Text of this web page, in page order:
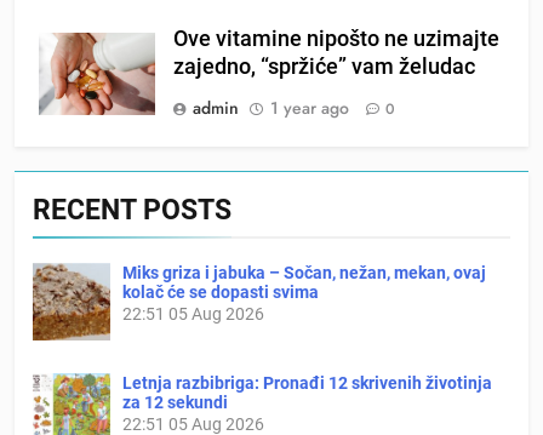
Ove vitamine nipošto ne uzimajte
zajedno, “spržiće” vam želudac
admin
1 year ago 0
RECENT POSTS
Miks griza i jabuka – Sočan, nežan, mekan, ovaj
kolač će se dopasti svima
22:51 05 Aug 2026
Letnja razbibriga: Pronađi 12 skrivenih životinja
za 12 sekundi
22:51 05 Aug 2026